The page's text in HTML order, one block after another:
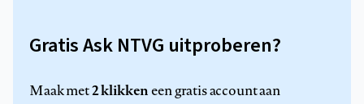
Gratis Ask NTVG uitproberen?
Maak met2 klikkeneen gratis account aan